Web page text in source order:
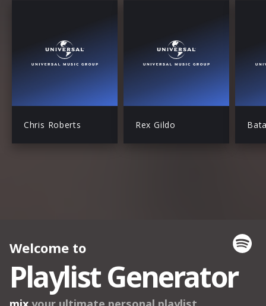
Chris Roberts Rex Gildo